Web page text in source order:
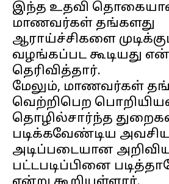
இந்த உதவி
மாணவர்கள் தங்களது
ஆராய்ச்சிகளை
வழங்கப்பட கூடியது
தெரிவித்தார்.
மேலும், மாணவர்கள்
வெற்றிபெற
தொழில்சார்ந்த
படிக்கவேண்டிய
அடிப்படையான
பட்டபடிப்பினை